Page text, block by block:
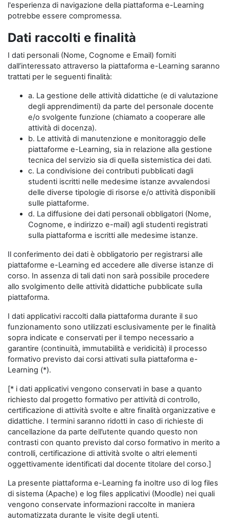
l'esperienza di navigazione della piattaforma e-Learning
potrebbe essere compromessa.
Dati raccolti e finalità
I dati personali (Nome, Cognome e Email) forniti
dall’interessato attraverso la piattaforma e-Learning saranno
trattati per le seguenti finalità:
a. La gestione delle attività didattiche (e di valutazione
degli apprendimenti) da parte del personale docente
e/o svolgente funzione (chiamato a cooperare alle
attività di docenza).
b. Le attività di manutenzione e monitoraggio delle
piattaforme e-Learning, sia in relazione alla gestione
tecnica del servizio sia di quella sistemistica dei dati.
c. La condivisione dei contributi pubblicati dagli
studenti iscritti nelle medesime istanze avvalendosi
delle diverse tipologie di risorse e/o attività disponibili
sulle piattaforme.
d. La diffusione dei dati personali obbligatori (Nome,
Cognome, e indirizzo e-mail) agli studenti registrati
sulla piattaforma e iscritti alle medesime istanze.
Il conferimento dei dati è obbligatorio per registrarsi alle
piattaforme e-Learning ed accedere alle diverse istanze di
corso. In assenza di tali dati non sarà possibile procedere
allo svolgimento delle attività didattiche pubblicate sulla
piattaforma.
I dati applicativi raccolti dalla piattaforma durante il suo
funzionamento sono utilizzati esclusivamente per le finalità
sopra indicate e conservati per il tempo necessario a
garantire (continuità, immutabilità e veridicità) il processo
formativo previsto dai corsi attivati sulla piattaforma e-
Learning (*).
[* i dati applicativi vengono conservati in base a quanto
richiesto dal progetto formativo per attività di controllo,
certificazione di attività svolte e altre finalità organizzative e
didattiche. I termini saranno ridotti in caso di richieste di
cancellazione da parte dell’utente quando questo non
contrasti con quanto previsto dal corso formativo in merito a
controlli, certificazione di attività svolte o altri elementi
oggettivamente identificati dal docente titolare del corso.]
La presente piattaforma e-Learning fa inoltre uso di log files
di sistema (Apache) e log files applicativi (Moodle) nei quali
vengono conservate informazioni raccolte in maniera
automatizzata durante le visite degli utenti.